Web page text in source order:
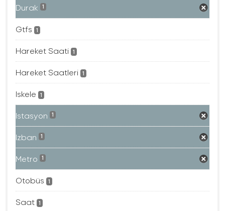
Durak 1
Gtfs 1
Hareket Saati 1
Hareket Saatleri 1
Iskele 1
Istasyon 1
Izban 1
Metro 1
Otobüs 1
Saat 1